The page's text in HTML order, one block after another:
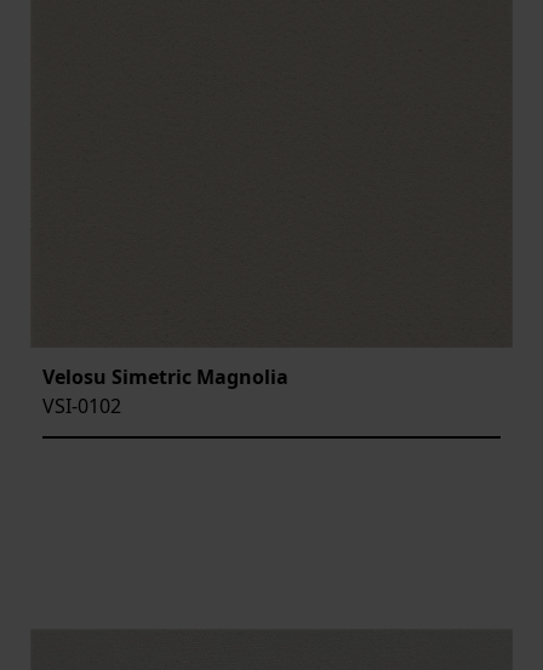
Velosu Simetric Magnolia
VSI-0102